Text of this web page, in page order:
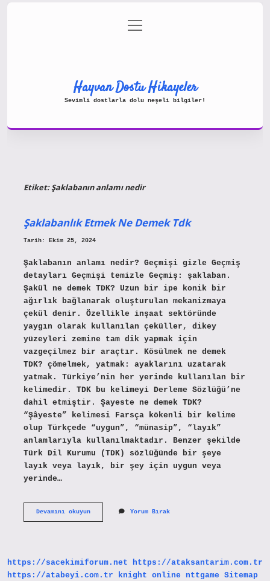
Gizlilik Politikası
menüyü
aç
Hayvan Dostu Hikayeler
Sevimli dostlarla dolu neşeli bilgiler!
Etiket:Şaklabanın anlamı nedir
Şaklabanlık Etmek Ne Demek Tdk
Tarih: Ekim 25, 2024
Şaklabanın anlamı nedir? Geçmişi gizle Geçmiş
detayları Geçmişi temizle Geçmiş: şaklaban.
Şakül ne demek TDK? Uzun bir ipe konik bir
ağırlık bağlanarak oluşturulan mekanizmaya
çekül denir. Özellikle inşaat sektöründe
yaygın olarak kullanılan çeküller, dikey
yüzeyleri zemine tam dik yapmak için
vazgeçilmez bir araçtır. Kösülmek ne demek
TDK? çömelmek, yatmak: ayaklarını uzatarak
yatmak. Türkiye’nin her yerinde kullanılan bir
kelimedir. TDK bu kelimeyi Derleme Sözlüğü’ne
dahil etmiştir. Şayeste ne demek TDK?
“Şâyeste” kelimesi Farsça kökenli bir kelime
olup Türkçede “uygun”, “münasip”, “layık”
anlamlarıyla kullanılmaktadır. Benzer şekilde
Türk Dil Kurumu (TDK) sözlüğünde bir şeye
layık veya layık, bir şey için uygun veya
yerinde…
Devamını okuyunŞaklabanlık
Yorum Bırak
https://sacekimiforum.net
https://ataksantarim.com.tr
https://atabeyi.com.tr
knight online nttgame Sitemap